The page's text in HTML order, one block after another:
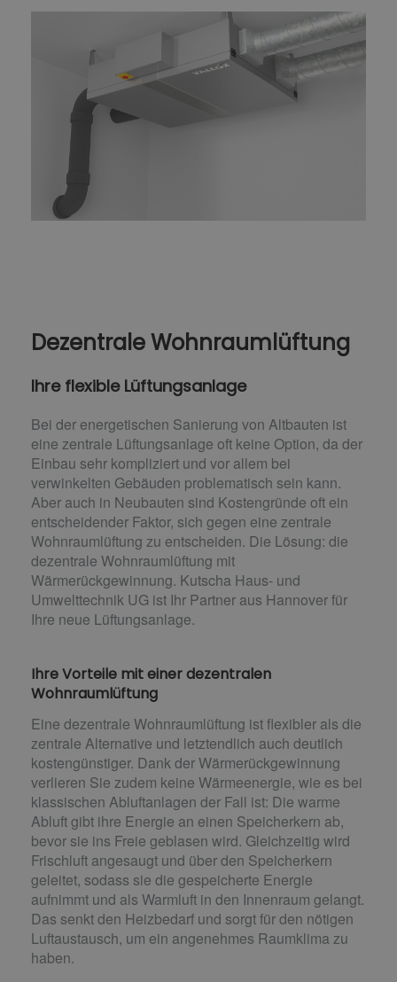
Dezentrale Wohnraumlüftung
Ihre flexible Lüftungsanlage
Bei der energetischen Sanierung von Altbauten ist
eine zentrale Lüftungsanlage oft keine Option, da der
Einbau sehr kompliziert und vor allem bei
verwinkelten Gebäuden problematisch sein kann.
Aber auch in Neubauten sind Kostengründe oft ein
entscheidender Faktor, sich gegen eine zentrale
Wohnraumlüftung zu entscheiden. Die Lösung: die
dezentrale Wohnraumlüftung mit
Wärmerückgewinnung. Kutscha Haus- und
Umwelttechnik UG ist Ihr Partner aus Hannover für
Ihre neue Lüftungsanlage.
Ihre Vorteile mit einer dezentralen
Wohnraumlüftung
Eine dezentrale Wohnraumlüftung ist flexibler als die
zentrale Alternative und letztendlich auch deutlich
kostengünstiger. Dank der Wärmerückgewinnung
verlieren Sie zudem keine Wärmeenergie, wie es bei
klassischen Abluftanlagen der Fall ist: Die warme
Abluft gibt ihre Energie an einen Speicherkern ab,
bevor sie ins Freie geblasen wird. Gleichzeitig wird
Frischluft angesaugt und über den Speicherkern
geleitet, sodass sie die gespeicherte Energie
aufnimmt und als Warmluft in den Innenraum gelangt.
Das senkt den Heizbedarf und sorgt für den nötigen
Luftaustausch, um ein angenehmes Raumklima zu
haben.